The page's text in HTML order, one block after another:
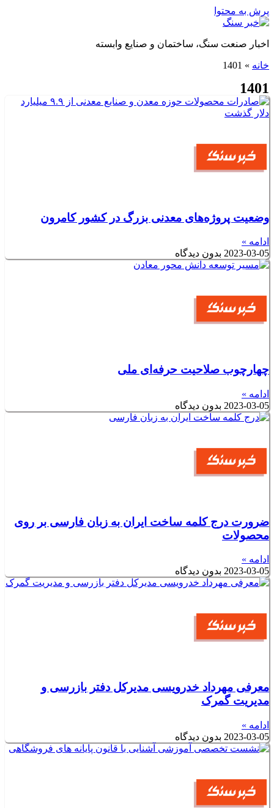
پرش به محتوا
اخبار صنعت سنگ، ساختمان و صنایع وابسته
خانه »
1401
1401
وضعیت پروژه‌های معدنی بزرگ در کشور کامرون
ادامه »
2023-03-05 بدون دیدگاه
چهارچوب صلاحیت حرفه‌ای ملی
ادامه »
2023-03-05 بدون دیدگاه
ضرورت درج کلمه ساخت ایران به زبان فارسی بر روی
محصولات
ادامه »
2023-03-05 بدون دیدگاه
معرفی مهرداد خدرویسی مدیرکل دفتر بازرسی و
مدیریت گمرک
ادامه »
2023-03-05 بدون دیدگاه